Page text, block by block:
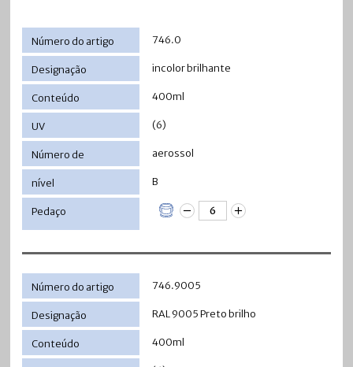
746.0
incolor brilhante
400ml
(6)
aerossol
B
746.9005
RAL 9005 Preto brilho
400ml